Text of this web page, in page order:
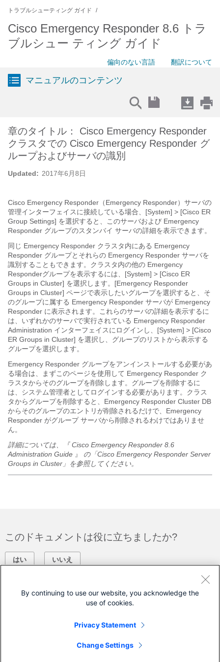
トラブルシューティング ガイド
Cisco Emergency Responder 8.6 トラ
ブルシュー ティング ガイド
偏向のない言語 翻訳について
マニュアルのコンテンツ
Updated: 2017年6月8日
章のタイトル： Cisco Emergency Responder
クラスタでの Cisco Emergency Responder グ
ループおよびサーバの識別
Cisco Emergency Responder（Emergency Responder）サーバの
管理インターフェイスに接続している場合、[System] > [Cisco ER
Group Settings] を選択すると、このサーバおよび Emergency
Responder グループのスタンバイ サーバの詳細を表示できます。
同じ Emergency Responder クラスタ内にある Emergency
Responder グループとそれらの Emergency Responder サーバを
識別することもできます。クラスタ内の他の Emergency
Responderグループを表示するには、[System] > [Cisco ER
Groups in Cluster] を選択します。[Emergency Responder
Groups in Cluster] ページで表示したいグループを選択すると、そ
のグループに属する Emergency Responder サーバが Emergency
Responder に表示されます。これらのサーバの詳細を表示するに
は、いずれかのサーバで実行されている Emergency Responder
Administration インターフェイスにログインし、[System] > [Cisco
ER Groups in Cluster] を選択し、グループのリストから表示する
グループを選択します。
Emergency Responder グループをアンインストールする必要があ
る場合は、まずこのページを使用して Emergency Responder ク
ラスタからそのグループを削除します。グループを削除するに
は、システム管理者としてログインする必要があります。クラス
タからグループを削除すると、Emergency Responder Cluster DB
からそのグループのエントリが削除されるだけで、Emergency
Responder がグループ サーバから削除されるわけではありませ
ん。
詳細については、『 Cisco Emergency Responder 8.6
Administration Guide 』
の「Cisco Emergency Responder Server
Groups in Cluster」を参照してください。
このドキュメントは役に立ちましたか?
はい いいえ
シスコ サービス契約が必要です。)
By continuing to use our website, you acknowledge the
use of cookies.
Privacy Statement
Change Settings